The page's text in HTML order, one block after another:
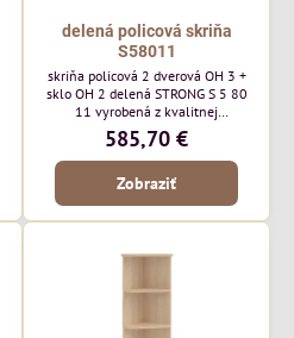
delená policová skriňa
S58011
skriňa policová 2 dverová OH 3 +
sklo OH 2 delená STRONG S 5 80
11 vyrobená z kvalitnej
laminovanej drevotriesky. Vrchná
doska a dno majú hrúbku 25mm a
na prednej strane je 2mm ABS
hrana.
585,70 €
Zobraziť